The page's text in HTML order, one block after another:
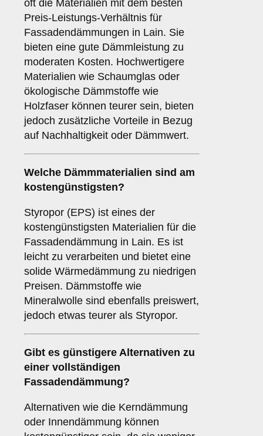
oft die Materialien mit dem besten
Preis-Leistungs-Verhältnis für
Fassadendämmungen in Lain. Sie
bieten eine gute Dämmleistung zu
moderaten Kosten. Hochwertigere
Materialien wie Schaumglas oder
ökologische Dämmstoffe wie
Holzfaser können teurer sein, bieten
jedoch zusätzliche Vorteile in Bezug
auf Nachhaltigkeit oder Dämmwert.
Welche Dämmmaterialien sind am
kostengünstigsten?
Styropor (EPS) ist eines der
kostengünstigsten Materialien für die
Fassadendämmung in Lain. Es ist
leicht zu verarbeiten und bietet eine
solide Wärmedämmung zu niedrigen
Preisen. Dämmstoffe wie
Mineralwolle sind ebenfalls preiswert,
jedoch etwas teurer als Styropor.
Gibt es günstigere Alternativen zu
einer vollständigen
Fassadendämmung?
Alternativen wie die Kerndämmung
oder Innendämmung können